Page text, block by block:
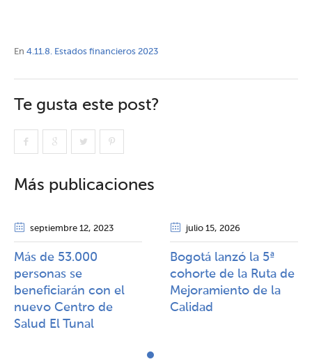
En 4.11.8. Estados financieros 2023
Te gusta este post?
Más publicaciones
septiembre 12, 2023
Más de 53.000
personas se
beneficiarán con el
nuevo Centro de
Salud El Tunal
julio 15, 2026
Bogotá lanzó la 5ª
cohorte de la Ruta de
Mejoramiento de la
Calidad​​